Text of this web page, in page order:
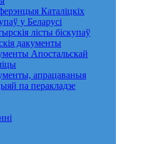
Каталіцкіх
у Беларусі
лісты біскупаў
дакументы
Апостальскай
апрацаваныя
па перакладзе